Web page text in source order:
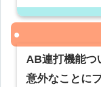
AB連打機能つ
意外なことに